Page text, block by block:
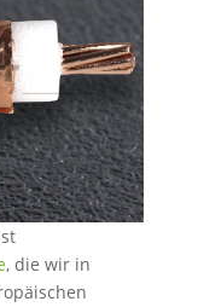
, die wir in